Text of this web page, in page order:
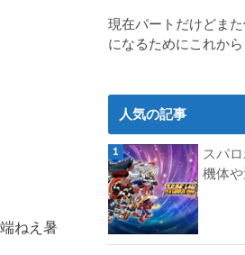
ねえ暑
現在パートだけどま
になるためにこれから
人気の記事
スパ
機体